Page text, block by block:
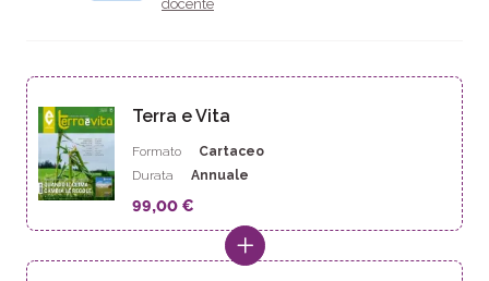
Terra e Vita
Formato
Cartaceo
Durata
Annuale
99,00 €
docente